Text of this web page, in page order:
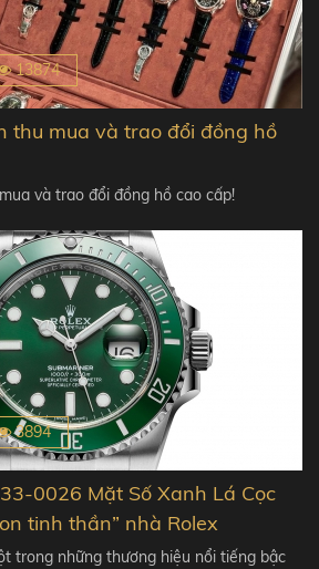
13874
thu mua và trao đổi đồng hồ
và trao đổi đồng hồ cao cấp!
3894
0026 Mặt Số Xanh Lá Cọc
tinh thần” nhà Rolex
trong những thương hiệu nổi tiếng bậc